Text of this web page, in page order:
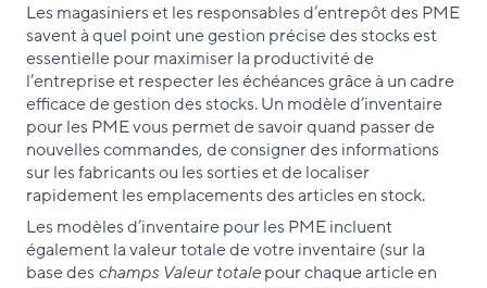
Les magasiniers et les responsables d’entrepôt des PME
savent à quel point une gestion précise des stocks est
essentielle pour maximiser la productivité de
l’entreprise et respecter les échéances grâce à un cadre
efficace de gestion des stocks. Un modèle d’inventaire
pour les PME vous permet de savoir quand passer de
nouvelles commandes, de consigner des informations
sur les fabricants ou les sorties et de localiser
rapidement les emplacements des articles en stock.
Les modèles d’inventaire pour les PME incluent
également la valeur totale de votre inventaire (sur la
base des champs Valeur totalepour chaque article en